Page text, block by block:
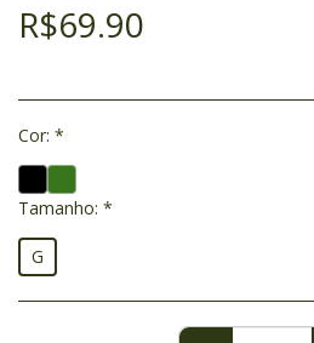
R$69.90
Cor: *
Tamanho: *
G